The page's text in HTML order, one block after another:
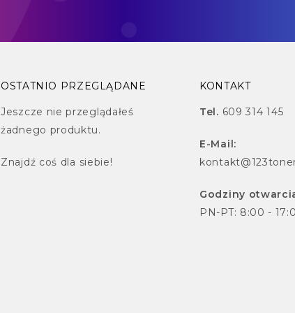
OSTATNIO PRZEGLĄDANE
Jeszcze nie przeglądałeś
żadnego produktu.
Znajdź coś dla siebie!
KONTAKT
Tel. 609 314 145
E-Mail:
Godziny
PN-PT: 8:00 -